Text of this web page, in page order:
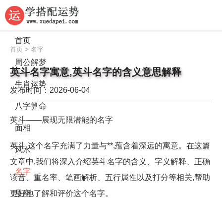
首页
周公解梦
生肖运势
八字算命
面相
风水
名字
星座
首页 > 名字
英斗名字寓意,英斗名字的含义意思解释
发布时间：2026-06-04
英斗——展现无限潜能的名字
英斗,这个名字充满了力量与**,蕴含着深远的寓意。在这篇
文章中,我们将深入介绍英斗名字的含义、字义解释、正确
读音、重名率、笔画解析、五行属性以及打分等相关,帮助
更好地了解和评价这个名字。